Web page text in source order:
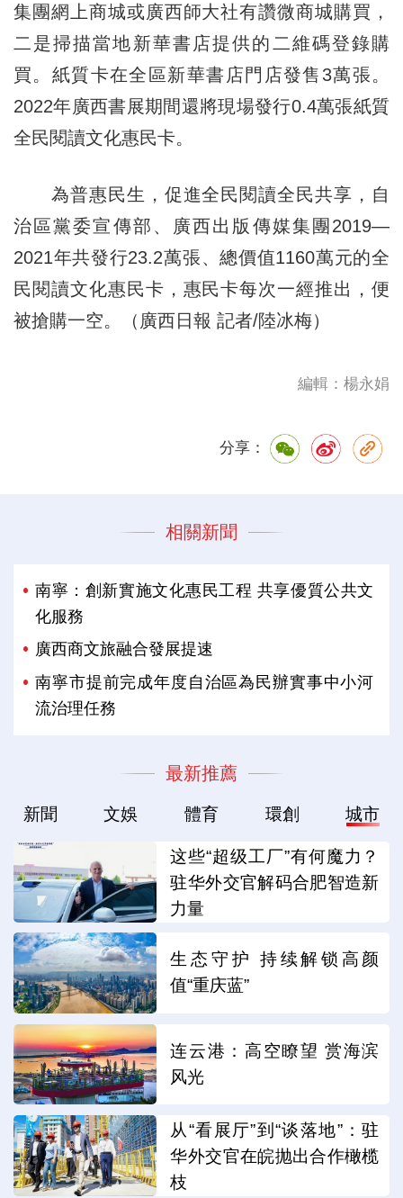
集團網上商城或廣西師大社有讚微商城購買，
二是掃描當地新華書店提供的二維碼登錄購
買。紙質卡在全區新華書店門店發售3萬張。
2022年廣西書展期間還將現場發行0.4萬張紙質
全民閱讀文化惠民卡。
為普惠民生，促進全民閱讀全民共享，自
治區黨委宣傳部、廣西出版傳媒集團2019—
2021年共發行23.2萬張、總價值1160萬元的全
民閱讀文化惠民卡，惠民卡每次一經推出，便
被搶購一空。（廣西日報 記者/陸冰梅）
編輯：楊永娟
分享：
相關新聞
南寧：創新實施文化惠民工程 共享優質公共文
化服務
廣西商文旅融合發展提速
南寧市提前完成年度自治區為民辦實事中小河
流治理任務
最新推薦
新聞 文娛 體育 環創 城市
这些“超级工厂”有何魔力？
驻华外交官解码合肥智造新
力量
生态守护 持续解锁高颜
值“重庆蓝”
连云港：高空瞭望 赏海滨
风光
从“看展厅”到“谈落地”：驻
华外交官在皖抛出合作橄榄
枝